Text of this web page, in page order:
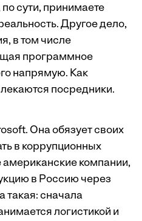
сути, принимаете
Другое дело,
в том числе
программное
напрямую. Как
посредники.
Она обязует своих
в коррупционных
американские компании,
в Россию через
такая: сначала
логистикой и